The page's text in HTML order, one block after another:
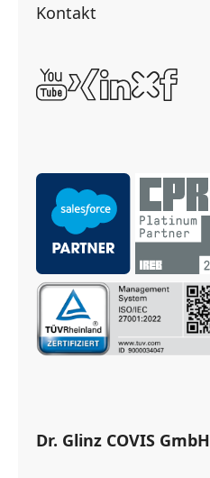
Kontakt
Dr. Glinz COVIS GmbH